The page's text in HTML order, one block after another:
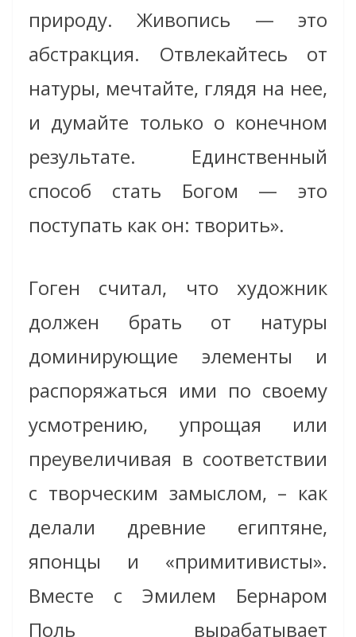
природу. Живопись — это
абстракция. Отвлекайтесь от
натуры, мечтайте, глядя на нее,
и думайте только о конечном
результате. Единственный
способ стать Богом — это
поступать как он: творить».
Гоген считал, что художник
должен брать от натуры
доминирующие элементы и
распоряжаться ими по своему
усмотрению, упрощая или
преувеличивая в соответствии
с творческим замыслом, – как
делали древние египтяне,
японцы и «примитивисты».
Вместе с Эмилем Бернаром
Поль вырабатывает